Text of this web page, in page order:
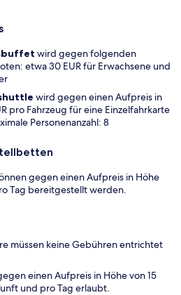
wird gegen folgenden
etwa 30 EUR für Erwachsene und
wird gegen einen Aufpreis in
pro Fahrzeug für eine Einzelfahrkarte
Personenanzahl: 8
gegen einen Aufpreis in Höhe
Tag bereitgestellt werden.
müssen keine Gebühren entrichtet
einen Aufpreis in Höhe von 15
und pro Tag erlaubt.